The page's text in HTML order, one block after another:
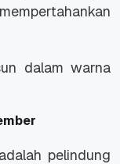
dalam warna
pelindung